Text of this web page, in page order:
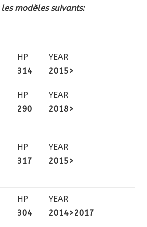
modèles suivants:
HP
314
YEAR
2015>
HP
290
YEAR
2018>
HP
317
YEAR
2015>
HP
304
YEAR
2014>2017